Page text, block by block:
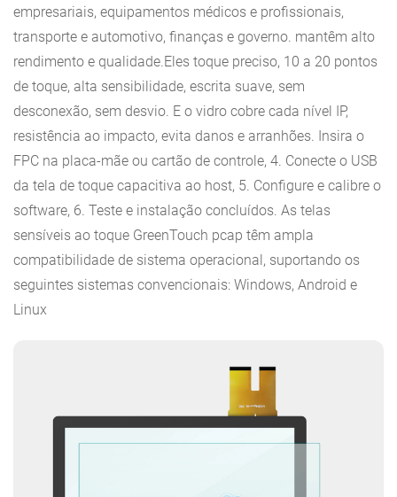
empresariais, equipamentos médicos e profissionais,
transporte e automotivo, finanças e governo. mantêm alto
rendimento e qualidade.Eles toque preciso, 10 a 20 pontos
de toque, alta sensibilidade, escrita suave, sem
desconexão, sem desvio. E o vidro cobre cada nível IP,
resistência ao impacto, evita danos e arranhões. Insira o
FPC na placa-mãe ou cartão de controle, 4. Conecte o USB
da tela de toque capacitiva ao host, 5. Configure e calibre o
software, 6. Teste e instalação concluídos. As telas
sensíveis ao toque GreenTouch pcap têm ampla
compatibilidade de sistema operacional, suportando os
seguintes sistemas convencionais: Windows, Android e
Linux